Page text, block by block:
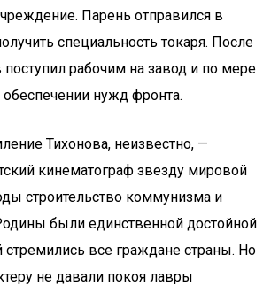
Парень отправился в
специальность токаря. После
рабочим на завод и по мере
обеспечении нужд фронта.
Тихонова, неизвестно, —
кинематограф звезду мировой
строительство коммунизма и
были единственной достойной
стремились все граждане страны. Но
не давали покоя лавры